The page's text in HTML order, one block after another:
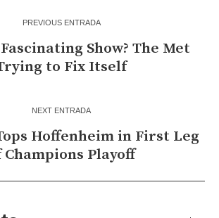
PREVIOUS ENTRADA
Show? The Met
to Fix Itself
NEXT ENTRADA
Hoffenheim in First Leg
Champions Playoff